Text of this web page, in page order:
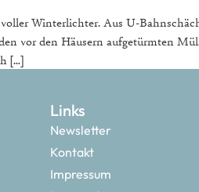
Winterlichter. Aus U-
vor den Häusern aufgetürmten
[…]
Links
Newsletter
Kontakt
Impressum